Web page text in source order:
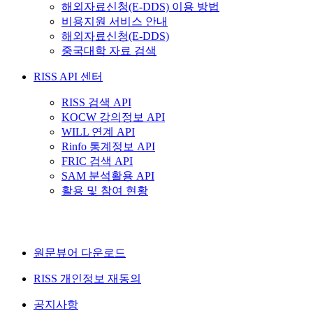
해외자료신청(E-DDS) 이용 방법
비용지원 서비스 안내
해외자료신청(E-DDS)
중국대학 자료 검색
RISS API 센터
RISS 검색 API
KOCW 강의정보 API
WILL 연계 API
Rinfo 통계정보 API
FRIC 검색 API
SAM 분석활용 API
활용 및 참여 현황
원문뷰어 다운로드
RISS 개인정보 재동의
공지사항